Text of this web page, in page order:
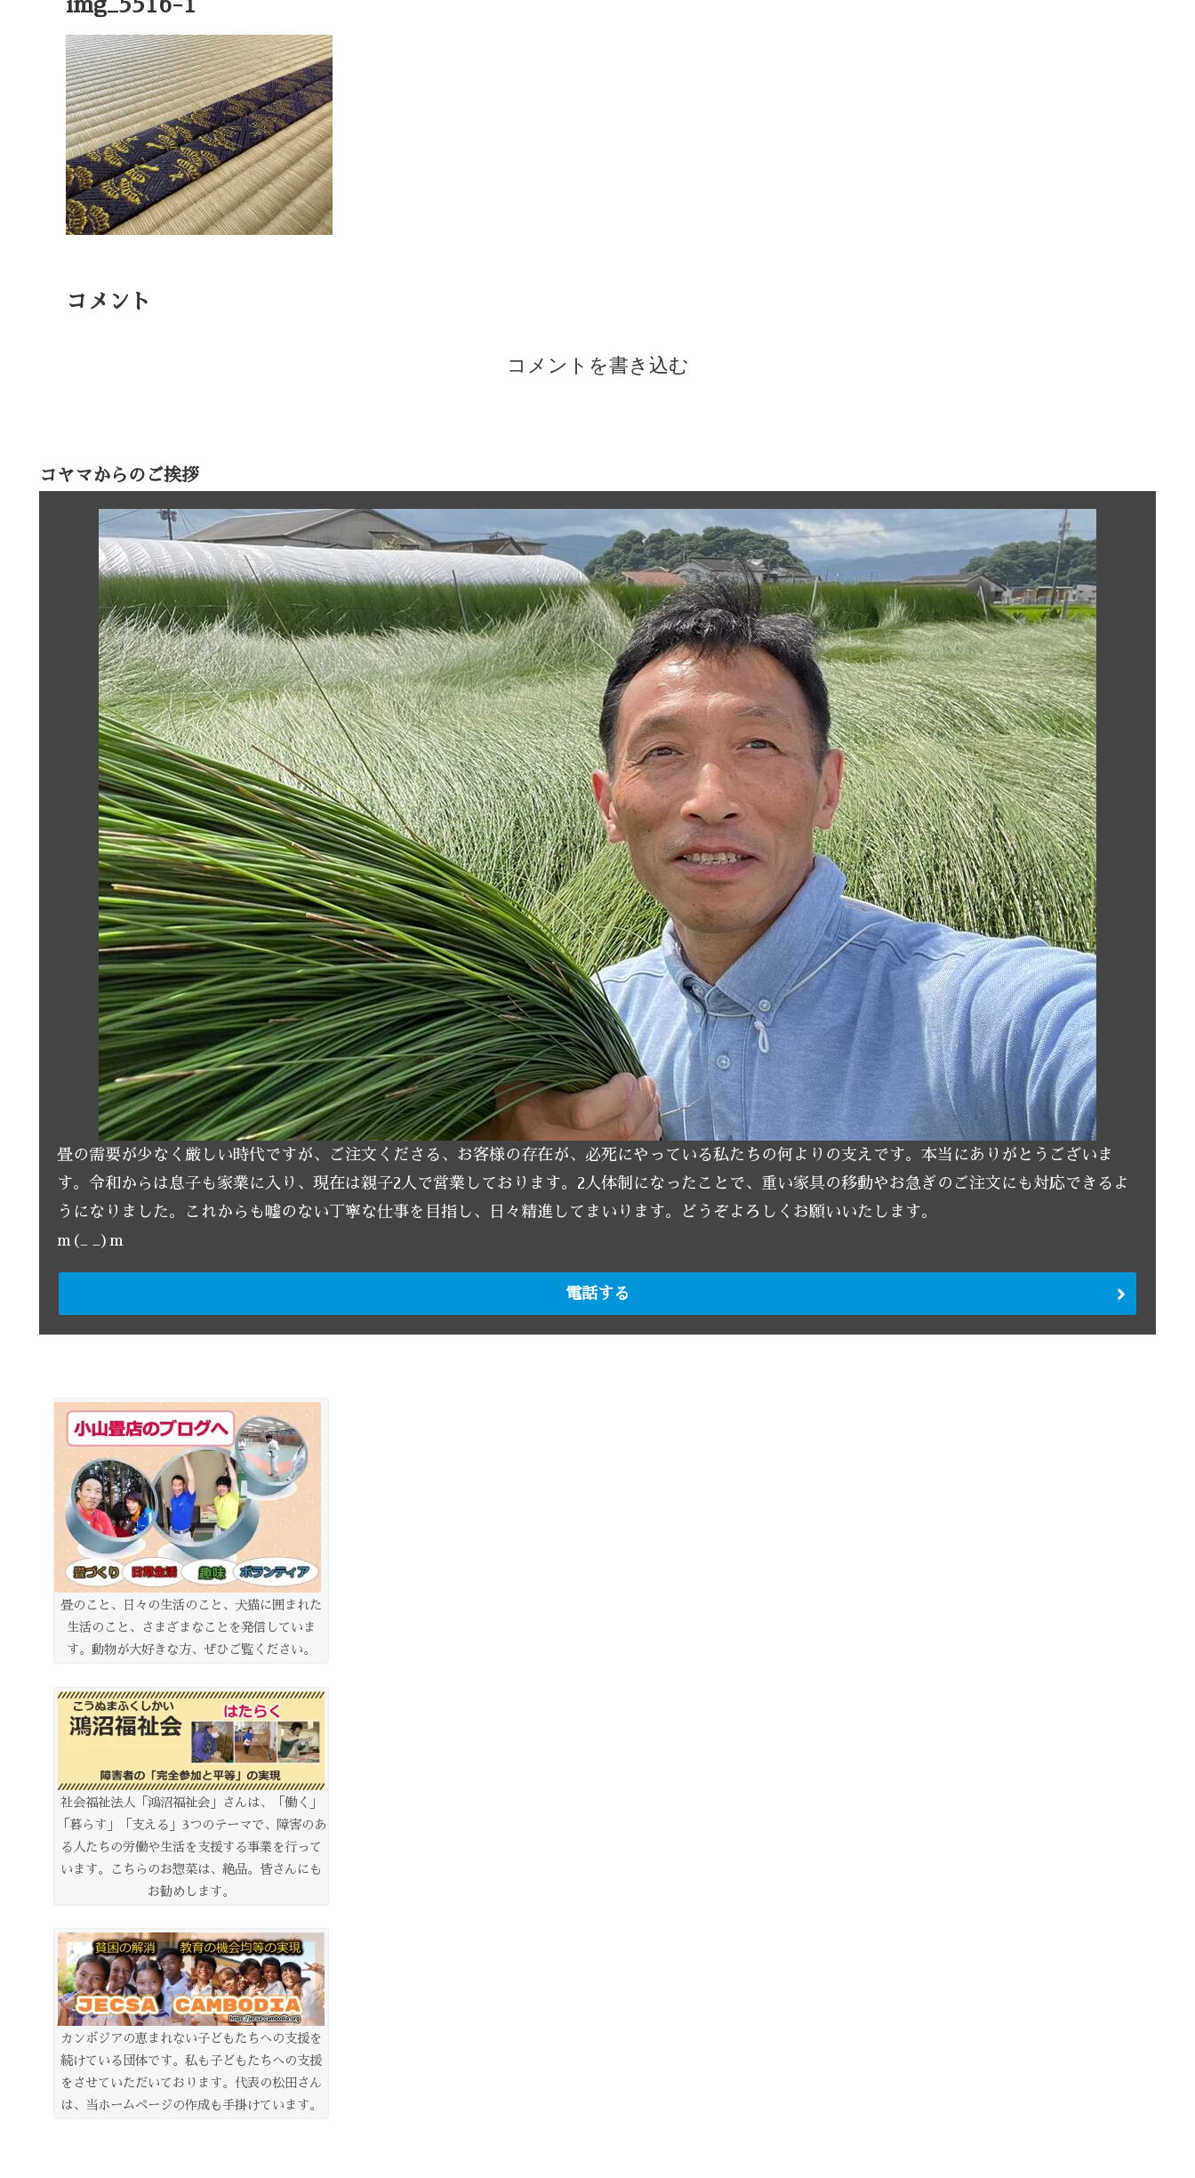
コメント
コメントを書き込む
コヤマからのご挨拶
畳の需要が少なく厳しい時代ですが、ご注文くださる、お客様の存在が、必死にやっている私たちの何よりの支えです。本当にありがとうございま
す。令和からは息子も家業に入り、現在は親子2人で営業しております。2人体制になったことで、重い家具の移動やお急ぎのご注文にも対応できるよ
うになりました。これからも嘘のない丁寧な仕事を目指し、日々精進してまいります。どうぞよろしくお願いいたします。
m(_ _)m
電話する
畳のこと、日々の生活のこと、犬猫に囲まれた
生活のこと、さまざまなことを発信していま
す。動物が大好きな方、ぜひご覧ください。
社会福祉法人「鴻沼福祉会」さんは、「働く」
「暮らす」「支える」3つのテーマで、障害のあ
る人たちの労働や生活を支援する事業を行って
います。こちらのお惣菜は、絶品。皆さんにも
お勧めします。
カンボジアの恵まれない子どもたちへの支援を
続けている団体です。私も子どもたちへの支援
をさせていただいております。代表の松田さん
は、当ホームページの作成も手掛けています。